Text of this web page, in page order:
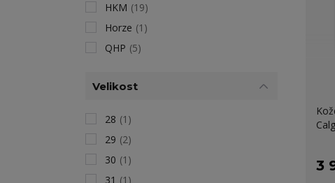
3
HKM (19)
Horze (1)
QHP (5)
Velikost
28 (1)
29 (2)
30 (1)
31 (1)